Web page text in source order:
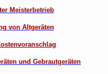
Meisterbetrieb
von Altgeräten
und Gebrautgeräten